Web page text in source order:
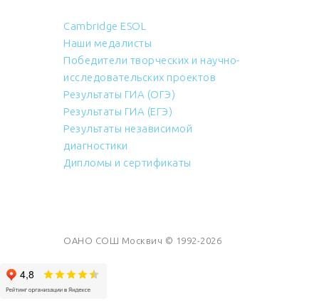
Cambridge ESOL
Наши медалисты
Победители творческих и научно-
исследовательских проектов
Результаты ГИА (ОГЭ)
Результаты ГИА (ЕГЭ)
Результаты независимой
диагностики
Дипломы и сертификаты
ОАНО СОШ Москвич © 1992-2026